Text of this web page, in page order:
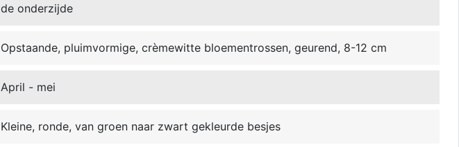
de onderzijde
Opstaande, pluimvormige, crèmewitte bloementrossen, geurend, 8-12 cm
April - mei
Kleine, ronde, van groen naar zwart gekleurde besjes